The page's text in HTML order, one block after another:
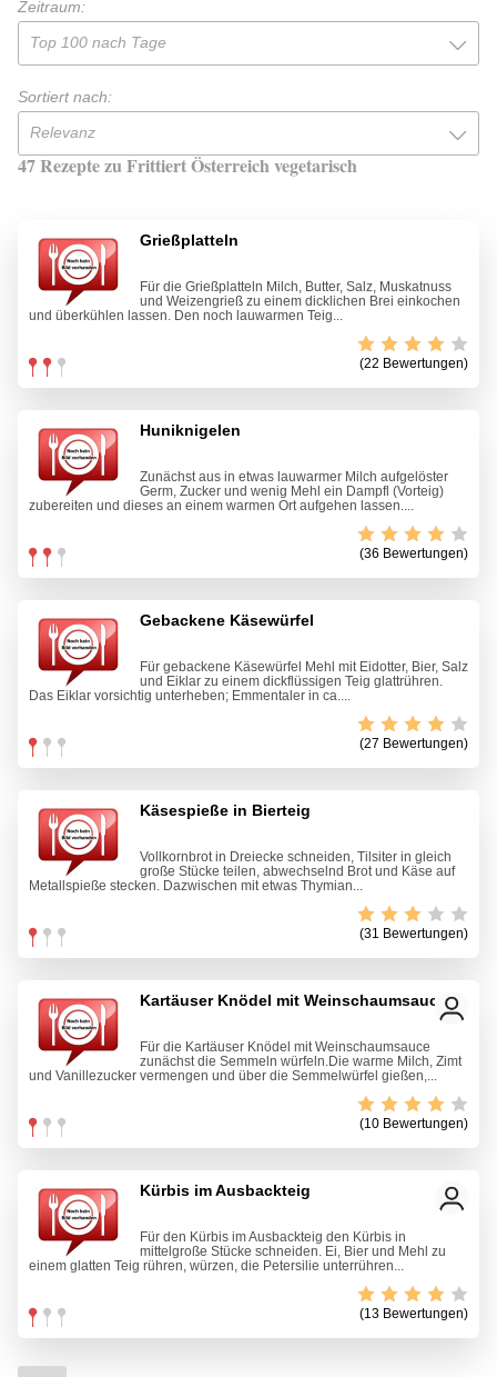
Zeitraum:
Top 100 nach Tage
Sortiert nach:
Relevanz
47 Rezepte zu Frittiert Österreich vegetarisch
Grießplatteln
Für die Grießplatteln Milch, Butter, Salz, Muskatnuss
und Weizengrieß zu einem dicklichen Brei einkochen
und überkühlen lassen. Den noch lauwarmen Teig...
(22 Bewertungen)
Huniknigelen
Zunächst aus in etwas lauwarmer Milch aufgelöster
Germ, Zucker und wenig Mehl ein Dampfl (Vorteig)
zubereiten und dieses an einem warmen Ort aufgehen lassen....
(36 Bewertungen)
Gebackene Käsewürfel
Für gebackene Käsewürfel Mehl mit Eidotter, Bier, Salz
und Eiklar zu einem dickflüssigen Teig glattrühren.
Das Eiklar vorsichtig unterheben; Emmentaler in ca....
(27 Bewertungen)
Käsespieße in Bierteig
Vollkornbrot in Dreiecke schneiden, Tilsiter in gleich
große Stücke teilen, abwechselnd Brot und Käse auf
Metallspieße stecken. Dazwischen mit etwas Thymian...
(31 Bewertungen)
Kartäuser Knödel mit Weinschaumsauce
Für die Kartäuser Knödel mit Weinschaumsauce
zunächst die Semmeln würfeln.Die warme Milch, Zimt
und Vanillezucker vermengen und über die Semmelwürfel gießen,...
(10 Bewertungen)
Kürbis im Ausbackteig
Für den Kürbis im Ausbackteig den Kürbis in
mittelgroße Stücke schneiden. Ei, Bier und Mehl zu
einem glatten Teig rühren, würzen, die Petersilie unterrühren...
(13 Bewertungen)